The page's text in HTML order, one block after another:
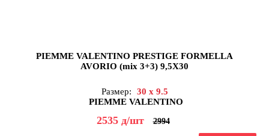
PIEMME VALENTINO PRESTIGE FORMELLA
AVORIO (mix 3+3) 9,5X30
Размер:
30 x 9.5
PIEMME VALENTINO
2535 д/шт 2994